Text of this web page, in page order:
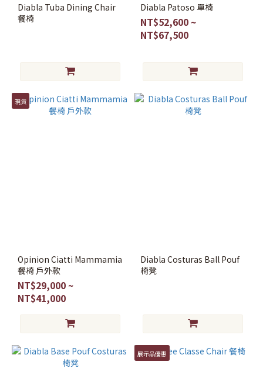
Diabla Tuba Dining Chair
餐椅
Diabla Patoso 單椅
NT$52,600 ~
NT$67,500
現貨
Opinion Ciatti Mammamia
餐椅 戶外款
NT$29,000 ~
NT$41,000
Diabla Costuras Ball Pouf
椅凳
展示品優惠